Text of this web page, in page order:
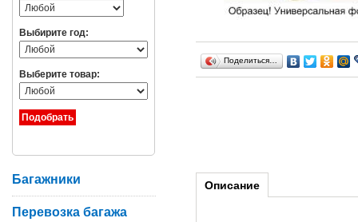
Поделиться…
Описание
Выбирите год:
Выберите товар:
Багажники
Перевозка багажа